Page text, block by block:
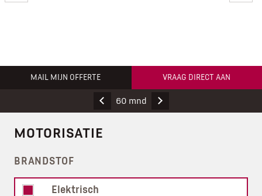
MOTORISATIE
BRANDSTOF
Elektrisch
60 mnd
MAIL MIJN OFFERTE VRAAG DIRECT AAN